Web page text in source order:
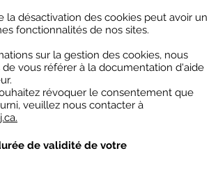
la désactivation des cookies peut avoir un
fonctionnalités de nos sites.
sur la gestion des cookies, nous
vous référer à la documentation d'aide
révoquer le consentement que
veuillez nous contacter à
.
de validité de votre